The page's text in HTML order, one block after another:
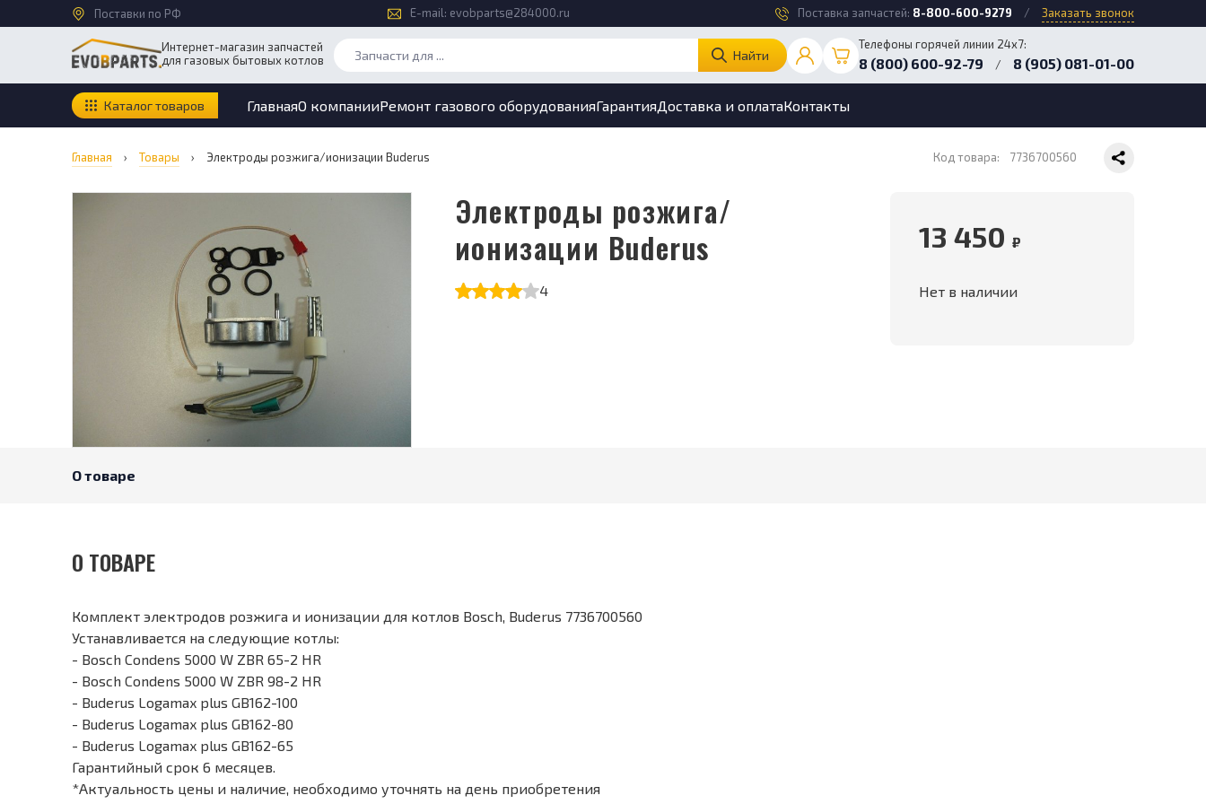
Поставки по РФ E-mail: evobparts@284000.ru Поставка запчастей: 8-800-600-9279 / Заказать звонок
Интернет-магазин запчастей
для газовых бытовых котлов
Найти
Телефоны горячей линии 24х7:
8 (800) 600-92-79 / 8 (905) 081-01-00
Каталог товаров ГлавнаяО компанииРемонт газового оборудованияГарантияДоставка и оплатаКонтакты
Главная › Товары › Электроды розжига/ионизации Buderus Код товара: 7736700560
Электроды розжига/
ионизации Buderus
4
13 450 ₽
Нет в наличии
О товаре
О ТОВАРЕ
Комплект электродов розжига и ионизации для котлов Bosch, Buderus 7736700560
Устанавливается на следующие котлы:
- Bosch Condens 5000 W ZBR 65-2 HR
- Bosch Condens 5000 W ZBR 98-2 HR
- Buderus Logamax plus GB162-100
- Buderus Logamax plus GB162-80
- Buderus Logamax plus GB162-65
Гарантийный срок 6 месяцев.
*Актуальность цены и наличие, необходимо уточнять на день приобретения